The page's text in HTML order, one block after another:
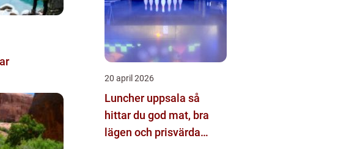
20 april 2026
Luncher uppsala så
hittar du god mat, bra
lägen och prisvärda